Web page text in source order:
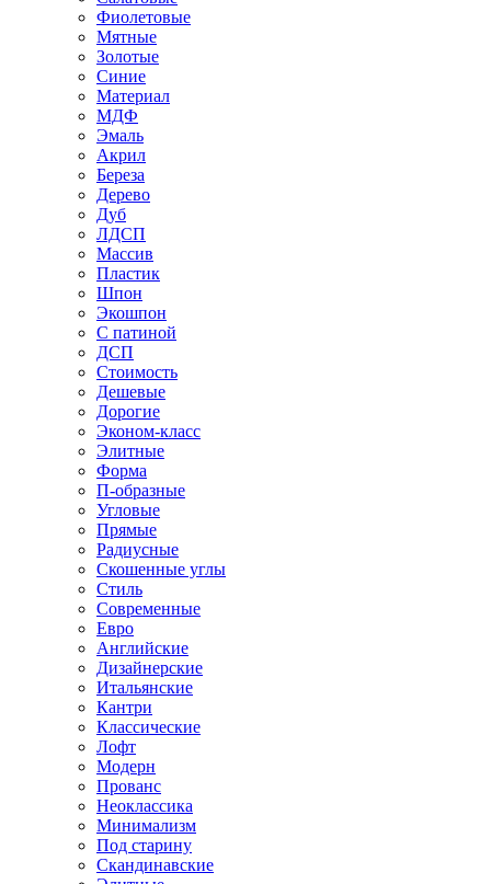
Фиолетовые
Мятные
Золотые
Синие
Материал
МДФ
Эмаль
Акрил
Береза
Дерево
Дуб
ЛДСП
Массив
Пластик
Шпон
Экошпон
С патиной
ДСП
Стоимость
Дешевые
Дорогие
Эконом-класс
Элитные
Форма
П-образные
Угловые
Прямые
Радиусные
Скошенные углы
Стиль
Современные
Евро
Английские
Дизайнерские
Итальянские
Кантри
Классические
Лофт
Модерн
Прованс
Неоклассика
Минимализм
Под старину
Скандинавские